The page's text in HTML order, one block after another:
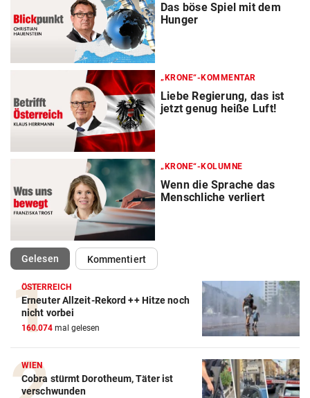
Das böse Spiel mit dem
Hunger
„KRONE“-KOMMENTAR
Liebe Regierung, das ist
jetzt genug heiße Luft!
„KRONE“-KOLUMNE
Wenn die Sprache das
Menschliche verliert
Gelesen(ausgewählt)Kommentiert
ÖSTERREICH
Erneuter Allzeit-Rekord ++ Hitze noch
nicht vorbei
160.074 mal gelesen
WIEN
Cobra stürmt Dorotheum, Täter ist
verschwunden